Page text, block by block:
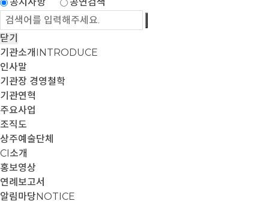
닫기
기관소개 INTRODUCE
인사말
기관장 경영철학
기관연혁
주요사업
조직도
상주예술단체
CI소개
홍보영상
연례보고서
알림마당NOTICE